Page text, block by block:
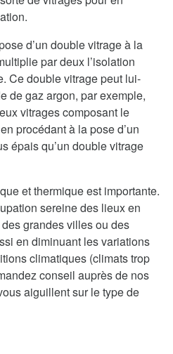
d’un double vitrage à la
par deux l’isolation
Ce double vitrage peut lui-
de gaz argon, par exemple,
vitrages composant le
procédant à la pose d’un
épais qu’un double vitrage
et thermique est importante.
sereine des lieux en
grandes villes ou des
en diminuant les variations
climatiques (climats trop
conseil auprès de nos
aiguillent sur le type de